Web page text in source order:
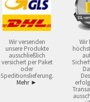
Wir versenden
unsere Produkte
ausschließlich
versichert per Paket
oder
Speditionslieferung.
Mehr ►
Wir